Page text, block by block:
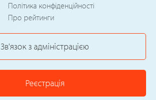
Політика конфіденційності
Про рейтинги
Зв'язок з адміністрацією
Реєстрація